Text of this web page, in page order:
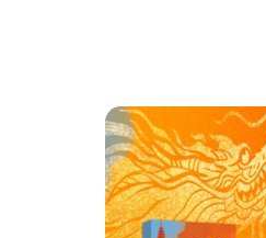
新书推荐丨《雏鹰合唱
之歌
2025/06/12